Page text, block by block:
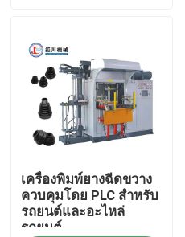
ติดต่อเรา
ข่าว
ขออ้าง
VR SHOW
เครื่องพิมพ์ยางฉีดขวาง
ควบคุมโดย PLC สําหรับ
รถยนต์และอะไหล่
รถยนต์